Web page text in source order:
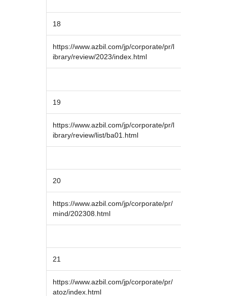
18
https://www.azbil.com/jp/corporate/pr/l
ibrary/review/2023/index.html
19
https://www.azbil.com/jp/corporate/pr/l
ibrary/review/list/ba01.html
20
https://www.azbil.com/jp/corporate/pr/
mind/202308.html
21
https://www.azbil.com/jp/corporate/pr/
atoz/index.html